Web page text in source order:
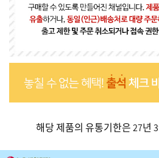
해당 제품의 유통기한은 27년